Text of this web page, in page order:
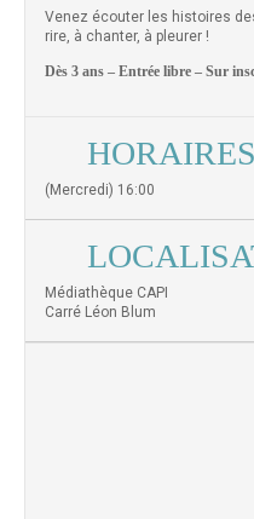
Venez écouter les histoires
rire, à chanter, à pleurer !
Dès 3 ans – Entrée libre – Sur
HORAIRES
(Mercredi) 16:00
Médiathèque CAPI
Carré Léon Blum